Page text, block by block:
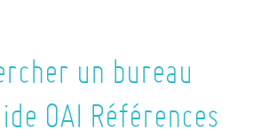
un bureau
OAI Références